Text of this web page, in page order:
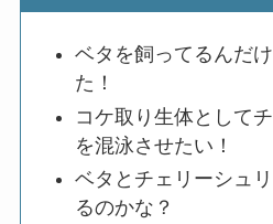
ベタを飼ってるんだ
た！
コケ取り生体として
を混泳させたい！
ベタとチェリーシュ
るのかな？